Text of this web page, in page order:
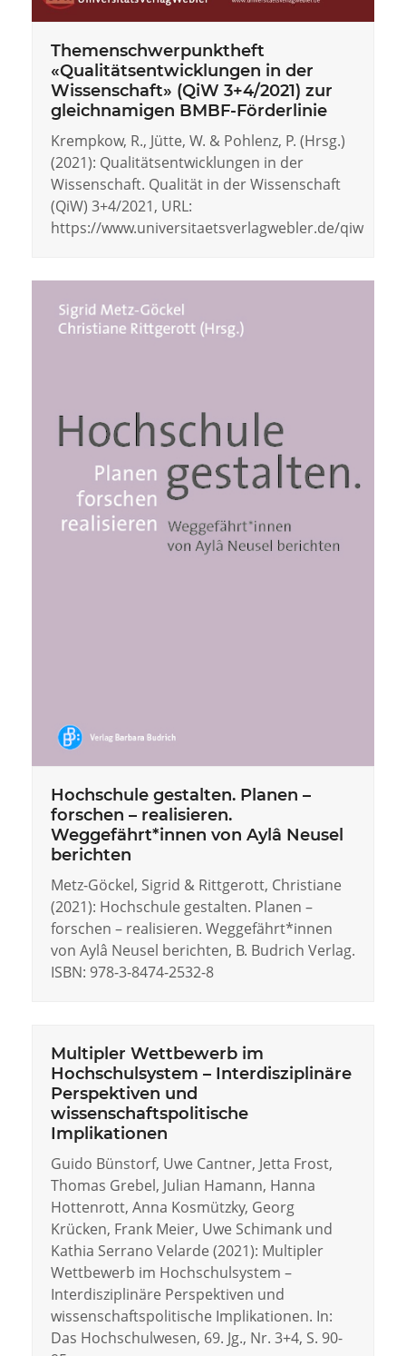
Themenschwerpunktheft
«Qualitätsentwicklungen in der
Wissenschaft» (QiW 3+4/2021) zur
gleichnamigen BMBF-Förderlinie
Krempkow, R., Jütte, W. & Pohlenz, P. (Hrsg.)
(2021): Qualitätsentwicklungen in der
Wissenschaft. Qualität in der Wissenschaft
(QiW) 3+4/2021, URL:
https://www.universitaetsverlagwebler.de/qiw
Hochschule gestalten. Planen –
forschen – realisieren.
Weggefährt*innen von Aylâ Neusel
berichten
Metz-Göckel, Sigrid & Rittgerott, Christiane
(2021): Hochschule gestalten. Planen –
forschen – realisieren. Weggefährt*innen
von Aylâ Neusel berichten, B. Budrich Verlag.
ISBN: 978-3-8474-2532-8
Multipler Wettbewerb im
Hochschulsystem – Interdisziplinäre
Perspektiven und
wissenschaftspolitische
Implikationen
Guido Bünstorf, Uwe Cantner, Jetta Frost,
Thomas Grebel, Julian Hamann, Hanna
Hottenrott, Anna Kosmützky, Georg
Krücken, Frank Meier, Uwe Schimank und
Kathia Serrano Velarde (2021): Multipler
Wettbewerb im Hochschulsystem –
Interdisziplinäre Perspektiven und
wissenschaftspolitische Implikationen. In:
Das Hochschulwesen, 69. Jg., Nr. 3+4, S. 90-